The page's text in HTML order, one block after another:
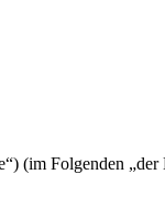
(im Folgenden